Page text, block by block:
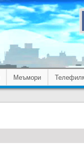
Меъмори